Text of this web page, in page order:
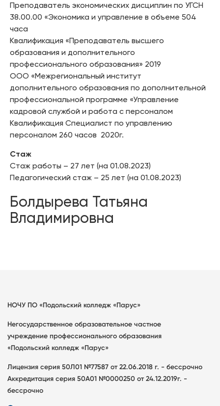
Преподаватель экономических дисциплин по УГСН
38.00.00 «Экономика и управление в объеме 504
часа
Квалификация «Преподаватель высшего
образования и дополнительного
профессионального образования» 2019
ООО «Межрегиональный институт
дополнительного образования по дополнительной
профессиональной программе «Управление
кадровой службой и работа с персоналом
Квалификация Специалист по управлению
персоналом 260 часов 2020г.
Стаж
Стаж работы – 27 лет (на 01.08.2023)
Педагогический стаж – 25 лет (на 01.08.2023)
Болдырева Татьяна
Владимировна
НОЧУ ПО «Подольский колледж «Парус»
Негосударственное образовательное частное
учреждение профессионального образования
«Подольский колледж «Парус»
Лицензия серия 50Л01 №77587 от 22.06.2018 г. - бессрочно
Аккредитация серия 50А01 №0000250 от 24.12.2019г. -
бессрочно